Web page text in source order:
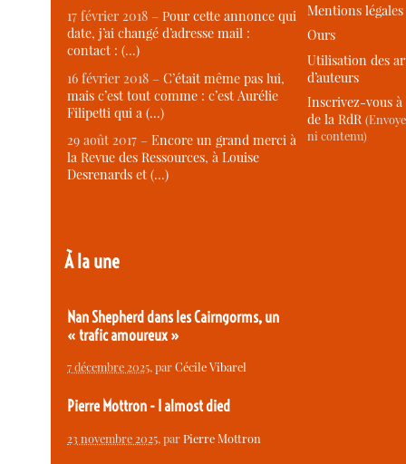
17 février 2018 –Pour cette annonce qui
date, j’ai changé d’adresse mail :
contact : (…)
16 février 2018 –C’était même pas lui,
mais c’est tout comme : c’est Aurélie
Filipetti qui a (…)
29 août 2017 –Encore un grand merci à
la Revue des Ressources, à Louise
Desrenards et (…)
À la une
Nan Shepherd dans les Cairngorms, un
« trafic amoureux »
7 décembre 2025, parCécile Vibarel
Pierre Mottron - I almost died
23 novembre 2025, parPierre Mottron
Mentions légales
Ours
Utilisation des
d’auteurs
Inscrivez-vous
de la RdR
ni contenu)